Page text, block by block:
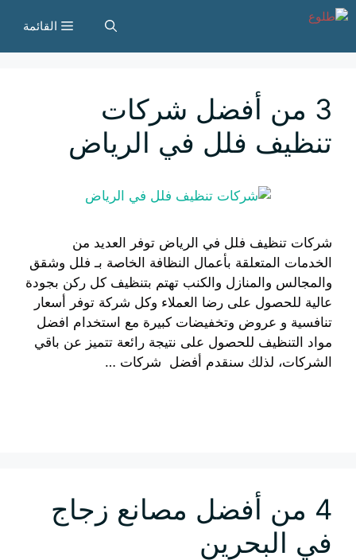
انتقل
المحتوى
القائمة
3 من أفضل شركات
تنظيف فلل في الرياض
شركات تنظيف فلل في الرياض توفر العديد من
الخدمات المتعلقة بأعمال النظافة الخاصة بـ فلل وشقق
والمجالس والمنازل والكنب تهتم بتنظيف كل ركن بجودة
عالية للحصول على رضا العملاء وكل شركة توفر أسعار
تنافسية و عروض وتخفيضات كبيرة مع استخدام افضل
مواد التنظيف للحصول على نتيجة رائعة تتميز عن باقي
الشركات، لذلك سنقدم أفضل شركات …
4 من أفضل مصانع زجاج
في البحرين